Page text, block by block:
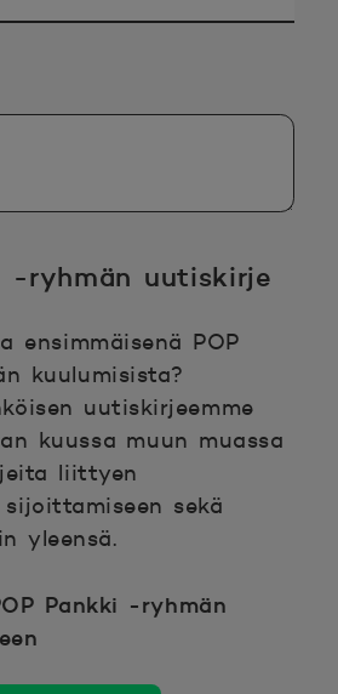
-ryhmän uutiskirje
ensimmäisenä POP
kuulumisista?
uutiskirjeemme
kuussa muun muassa
liittyen
sijoittamiseen sekä
yleensä.
Pankki -ryhmän